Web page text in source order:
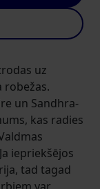
uz
robežas.
un Sandhra-
kas radies
iepriekšējos
tad tagad